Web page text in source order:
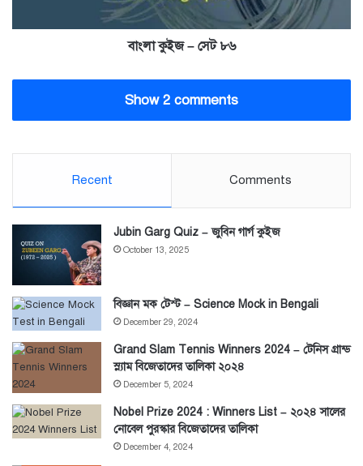
বাংলা কুইজ – সেট ৮৬
Show 2 comments
Recent Comments
Jubin Garg Quiz – জুবিন গার্গ কুইজ
October 13, 2025
বিজ্ঞান মক টেস্ট – Science Mock in Bengali
December 29, 2024
Grand Slam Tennis Winners 2024 – টেনিস গ্রান্ড
স্ল্যাম বিজেতাদের তালিকা ২০২৪
December 5, 2024
Nobel Prize 2024 : Winners List – ২০২৪ সালের
নোবেল পুরস্কার বিজেতাদের তালিকা
December 4, 2024